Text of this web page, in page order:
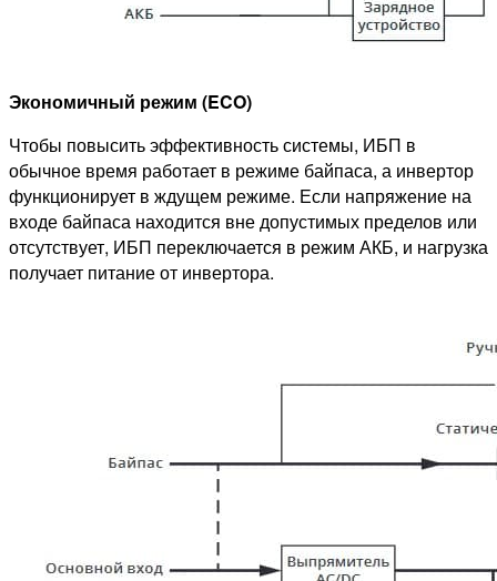
Экономичный режим (ECO)
Чтобы повысить эффективность системы, ИБП в
обычное время работает в режиме байпаса, а инвертор
функционирует в ждущем режиме. Если напряжение на
входе байпаса находится вне допустимых пределов или
отсутствует, ИБП переключается в режим АКБ, и нагрузка
получает питание от инвертора.